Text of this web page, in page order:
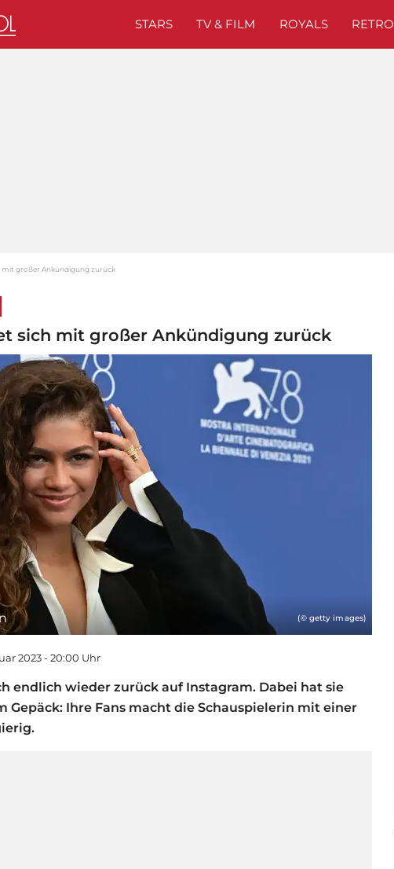
STARS TV & FILM ROYALS RETRO
mit großer Ankündigung zurück
sich mit großer Ankündigung zurück
(© getty images)
2023 - 20:00 Uhr
endlich wieder zurück auf Instagram. Dabei hat sie
Gepäck: Ihre Fans macht die Schauspielerin mit einer